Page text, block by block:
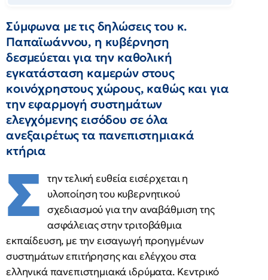
Σύμφωνα με τις δηλώσεις του κ.
Παπαϊωάννου, η κυβέρνηση
δεσμεύεται για την καθολική
εγκατάσταση καμερών στους
κοινόχρηστους χώρους, καθώς και για
την εφαρμογή συστημάτων
ελεγχόμενης εισόδου σε όλα
ανεξαιρέτως τα πανεπιστημιακά
κτήρια
Σ την τελική ευθεία εισέρχεται η
υλοποίηση του κυβερνητικού
σχεδιασμού για την αναβάθμιση της
ασφάλειας στην τριτοβάθμια
εκπαίδευση, με την εισαγωγή προηγμένων
συστημάτων επιτήρησης και ελέγχου στα
ελληνικά πανεπιστημιακά ιδρύματα. Κεντρικό